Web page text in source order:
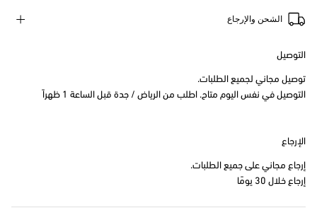
الشحن والإرجاع
التوصيل
توصيل مجاني لجميع الطلبات.
التوصيل في نفس اليوم متاح. اطلب من الرياض / جدة قبل الساعة 1 ظهراً
الإرجاع
إرجاع مجاني على جميع الطلبات.
إرجاع خلال 30 يومًا